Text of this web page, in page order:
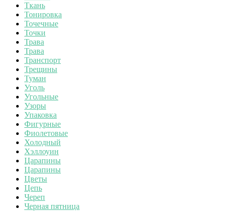
Ткань
Тонировка
Точечные
Точки
Трава
Трава
Транспорт
Трещины
Туман
Уголь
Угольные
Узоры
Упаковка
Фигурные
Фиолетовые
Холодный
Хэллоуин
Царапины
Царапины
Цветы
Цепь
Череп
Черная пятница